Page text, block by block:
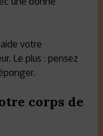
votre
Le plus : pensez
corps de